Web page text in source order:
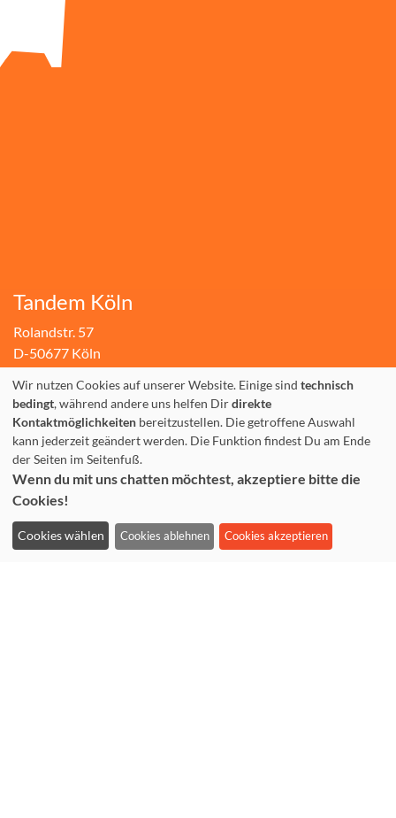
Tandem Köln
Rolandstr. 57
D-50677 Köln
+49.(0)221.310 10 30
Fax: +49.(0)221.310 10 74
info@tandem-koeln.de
WhatsApp: +49 177 3555642
Wir nutzen Cookies auf unserer Website. Einige sind technisch
bedingt, während andere uns helfen Dirdirekte
Kontaktmöglichkeiten bereitzustellen. Die getroffene Auswahl
kann jederzeit geändert werden. Die Funktion findest Du am Ende
der Seiten im Seitenfuß.
Wenn du mit uns chatten möchtest, akzeptiere bitte die
Cookies!
Cookies wählen Cookies ablehnen Cookies akzeptieren